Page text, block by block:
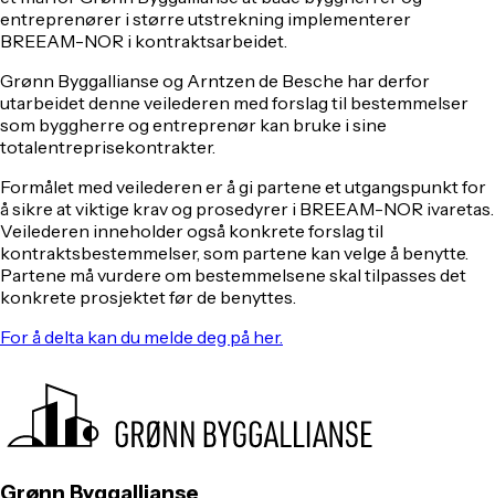
entreprenører i større utstrekning implementerer
BREEAM-NOR i kontraktsarbeidet.
Grønn Byggallianse og Arntzen de Besche har derfor
utarbeidet denne veilederen med forslag til bestemmelser
som byggherre og entreprenør kan bruke i sine
totalentreprisekontrakter.
Formålet med veilederen er å gi partene et utgangspunkt for
å sikre at viktige krav og prosedyrer i BREEAM-NOR ivaretas.
Veilederen inneholder også konkrete forslag til
kontraktsbestemmelser, som partene kan velge å benytte.
Partene må vurdere om bestemmelsene skal tilpasses det
konkrete prosjektet før de benyttes.
For å delta kan du melde deg på her.
Grønn Byggallianse